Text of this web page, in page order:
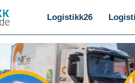
Logistikk26